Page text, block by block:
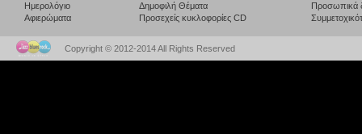
Ημερολόγιο
Αφιερώματα
Δημοφιλή Θέματα
Προσεχείς κυκλοφορίες CD
Προσωπικά
Copyright © 2012-2014 All Rights Reserved